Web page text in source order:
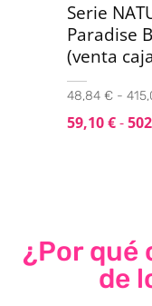
Serie
Paradise
(venta
48,84 € -
59,10€-
¿Por qué
de